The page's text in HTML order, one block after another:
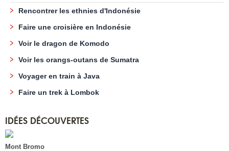
Rencontrer les ethnies d'Indonésie
Faire une croisière en Indonésie
Voir le dragon de Komodo
Voir les orangs-outans de Sumatra
Voyager en train à Java
Faire un trek à Lombok
IDÉES DÉCOUVERTES
Mont Bromo